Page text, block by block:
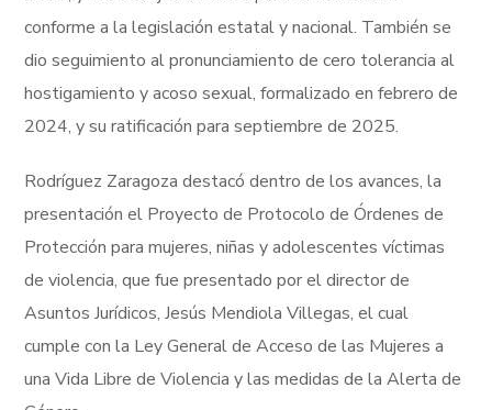
conforme a la legislación estatal y nacional. También se
dio seguimiento al pronunciamiento de cero tolerancia al
hostigamiento y acoso sexual, formalizado en febrero de
2024, y su ratificación para septiembre de 2025.
Rodríguez Zaragoza destacó dentro de los avances, la
presentación el Proyecto de Protocolo de Órdenes de
Protección para mujeres, niñas y adolescentes víctimas
de violencia, que fue presentado por el director de
Asuntos Jurídicos, Jesús Mendiola Villegas, el cual
cumple con la Ley General de Acceso de las Mujeres a
una Vida Libre de Violencia y las medidas de la Alerta de